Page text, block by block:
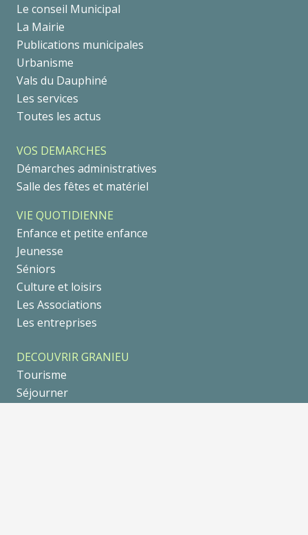
Le conseil Municipal
La Mairie
Publications municipales
Urbanisme
Vals du Dauphiné
Les services
Toutes les actus
VOS DEMARCHES
Démarches administratives
Salle des fêtes et matériel
VIE QUOTIDIENNE
Enfance et petite enfance
Jeunesse
Séniors
Culture et loisirs
Les Associations
Les entreprises
DECOUVRIR GRANIEU
Tourisme
Séjourner